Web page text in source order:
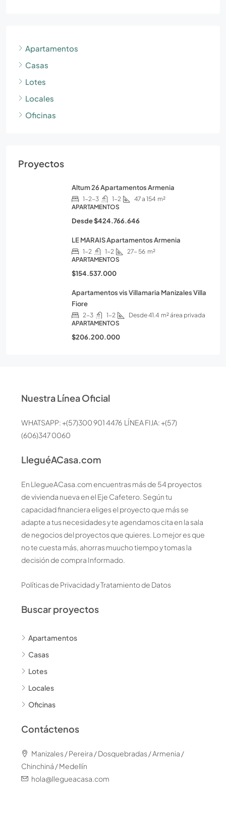
Apartamentos
Casas
Lotes
Locales
Oficinas
Proyectos
Altum 26 Apartamentos Armenia
1-2-3 1-2 47 a 154 m²
APARTAMENTOS
Desde$424.766.646
LE MARAIS Apartamentos Armenia
1-2 1-2 27- 56 m²
APARTAMENTOS
$154.537.000
Apartamentos vis Villamaria Manizales Villa
Fiore
2-3 1-2 Desde 41.4 m² área privada
APARTAMENTOS
$206.200.000
Nuestra Línea Oficial
WHATSAPP: +(57)300 901 4476 LÍNEA FIJA: +(57)
(606)347 0060
LleguéACasa.com
En LlegueACasa.com encuentras más de 54 proyectos
de vivienda nueva en el Eje Cafetero. Según tu
capacidad financiera eliges el proyecto que más se
adapte a tus necesidades y te agendamos cita en la sala
de negocios del proyectos que quieres. Lo mejor es que
no te cuesta más, ahorras muucho tiempo y tomas la
decisión de compra Informado.
Políticas de Privacidad y Tratamiento de Datos
Buscar proyectos
Apartamentos
Casas
Lotes
Locales
Oficinas
Contáctenos
Manizales / Pereira / Dosquebradas / Armenia /
Chinchiná / Medellín
hola@llegueacasa.com